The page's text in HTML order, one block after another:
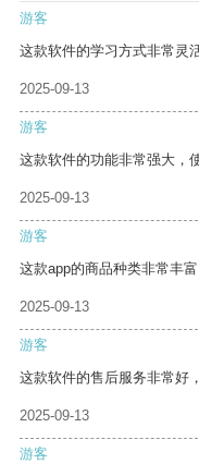
游客
这款软件的学习方式非常灵
2025-09-13
游客
这款软件的功能非常强大，
2025-09-13
游客
这款app的商品种类非常丰
2025-09-13
游客
这款软件的售后服务非常好
2025-09-13
游客